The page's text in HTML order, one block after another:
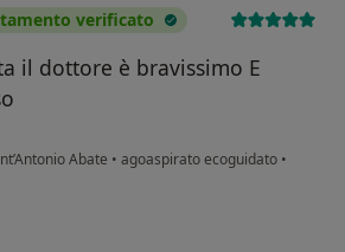
verificato
il dottore è bravissimo E
Abate • agoaspirato ecoguidato •
Maria